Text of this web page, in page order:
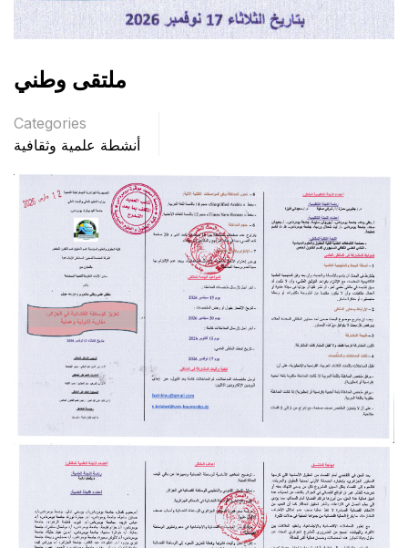
ملتقى وطني
Categories
أنشطة علمية وثقافية